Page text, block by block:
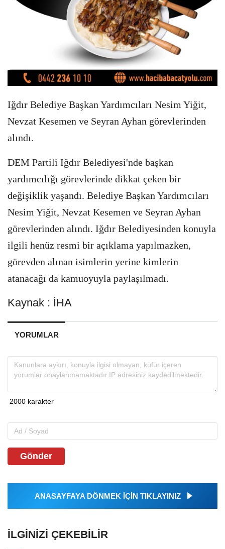
Iğdır Belediye Başkan Yardımcıları Nesim Yiğit,
Nevzat Kesemen ve Seyran Ayhan görevlerinden
alındı.
DEM Partili Iğdır Belediyesi'nde başkan
yardımcılığı görevlerinde dikkat çeken bir
değişiklik yaşandı. Belediye Başkan Yardımcıları
Nesim Yiğit, Nevzat Kesemen ve Seyran Ayhan
görevlerinden alındı. Iğdır Belediyesinden konuyla
ilgili henüz resmi bir açıklama yapılmazken,
görevden alınan isimlerin yerine kimlerin
atanacağı da kamuoyuyla paylaşılmadı.
Kaynak : İHA
YORUMLAR
Gönder
ANASAYFAYA DÖNMEK İÇİN TIKLAYINIZ
İLGINIZI ÇEKEBILIR